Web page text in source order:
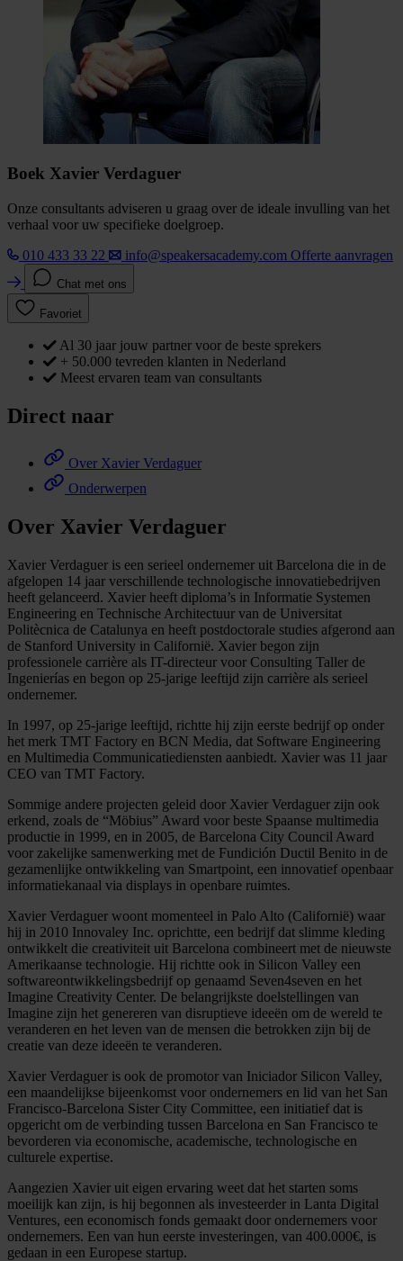
Boek Xavier Verdaguer
Onze consultants adviseren u graag over de ideale invulling van het
verhaal voor uw specifieke doelgroep.
010 433 33 22
info@speakersacademy.com Offerte aanvragen
Chat met ons
Favoriet
Al 30 jaar jouw partner voor de beste sprekers
+ 50.000 tevreden klanten in Nederland
Meest ervaren team van consultants
Direct naar
Over Xavier Verdaguer
Onderwerpen
Over Xavier Verdaguer
Xavier Verdaguer is een serieel ondernemer uit Barcelona die in de
afgelopen 14 jaar verschillende technologische innovatiebedrijven
heeft gelanceerd. Xavier heeft diploma’s in Informatie Systemen
Engineering en Technische Architectuur van de Universitat
Politècnica de Catalunya en heeft postdoctorale studies afgerond aan
de Stanford University in Californië. Xavier begon zijn
professionele carrière als IT-directeur voor Consulting Taller de
Ingenierías en begon op 25-jarige leeftijd zijn carrière als serieel
ondernemer.
In 1997, op 25-jarige leeftijd, richtte hij zijn eerste bedrijf op onder
het merk TMT Factory en BCN Media, dat Software Engineering
en Multimedia Communicatiediensten aanbiedt. Xavier was 11 jaar
CEO van TMT Factory.
Sommige andere projecten geleid door Xavier Verdaguer zijn ook
erkend, zoals de “Möbius” Award voor beste Spaanse multimedia
productie in 1999, en in 2005, de Barcelona City Council Award
voor zakelijke samenwerking met de Fundición Ductil Benito in de
gezamenlijke ontwikkeling van Smartpoint, een innovatief openbaar
informatiekanaal via displays in openbare ruimtes.
Xavier Verdaguer woont momenteel in Palo Alto (Californië) waar
hij in 2010 Innovaley Inc. oprichtte, een bedrijf dat slimme kleding
ontwikkelt die creativiteit uit Barcelona combineert met de nieuwste
Amerikaanse technologie. Hij richtte ook in Silicon Valley een
softwareontwikkelingsbedrijf op genaamd Seven4seven en het
Imagine Creativity Center. De belangrijkste doelstellingen van
Imagine zijn het genereren van disruptieve ideeën om de wereld te
veranderen en het leven van de mensen die betrokken zijn bij de
creatie van deze ideeën te veranderen.
Xavier Verdaguer is ook de promotor van Iniciador Silicon Valley,
een maandelijkse bijeenkomst voor ondernemers en lid van het San
Francisco-Barcelona Sister City Committee, een initiatief dat is
opgericht om de verbinding tussen Barcelona en San Francisco te
bevorderen via economische, academische, technologische en
culturele expertise.
Aangezien Xavier uit eigen ervaring weet dat het starten soms
moeilijk kan zijn, is hij begonnen als investeerder in Lanta Digital
Ventures, een economisch fonds gemaakt door ondernemers voor
ondernemers. Een van hun eerste investeringen, van 400.000€, is
gedaan in een Europese startup.